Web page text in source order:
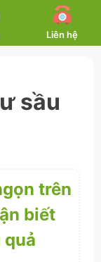
Liên hệ
sầu
trên
biết
quả